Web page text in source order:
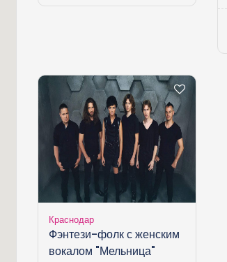
Краснодар
Фэнтези-фолк с женским
вокалом "Мельница"